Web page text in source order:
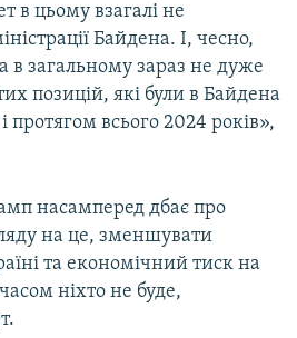
в цьому взагалі не
Байдена. І, чесно,
в загальному зараз не дуже
позицій, які були в Байдена
протягом всього 2024 років»,
насамперед дбає про
на це, зменшувати
та економічний тиск на
ніхто не буде,